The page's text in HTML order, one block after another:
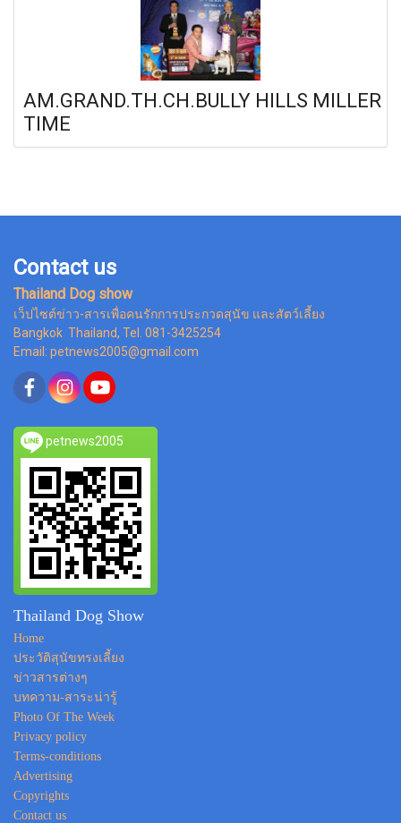
AM.GRAND.TH.CH.BULLY HILLS MILLER
TIME
Contact us
Thailand Dog show
เว็ปไซต์ข่าว-สารเพื่อคนรักการประกวดสุนัข และสัตว์เลี้ยง
Bangkok Thailand, Tel. 081-3425254
Email: petnews2005@gmail.com
petnews2005
Thailand Dog Show
Home
ประวัติสุนัขทรงเลี้ยง
ข่าวสารต่างๆ
บทความ-สาระน่ารู้
Photo Of The Week
Privacy policy
Terms-conditions
Advertising
Copyrights
Contact us